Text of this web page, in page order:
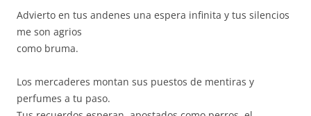
Advierto en tus andenes una espera infinita y tus silencios
me son agrios
como bruma.
Los mercaderes montan sus puestos de mentiras y
perfumes a tu paso.